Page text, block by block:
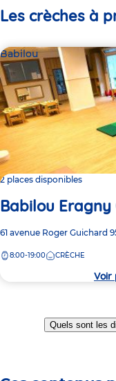
Les crèches à
Babilou
2 places disponibles
Babilou Eragny
Adresse
la
61 avenue Roger Guichard
8:00-19:00 CRÈCHE
Voir
Quels sont les